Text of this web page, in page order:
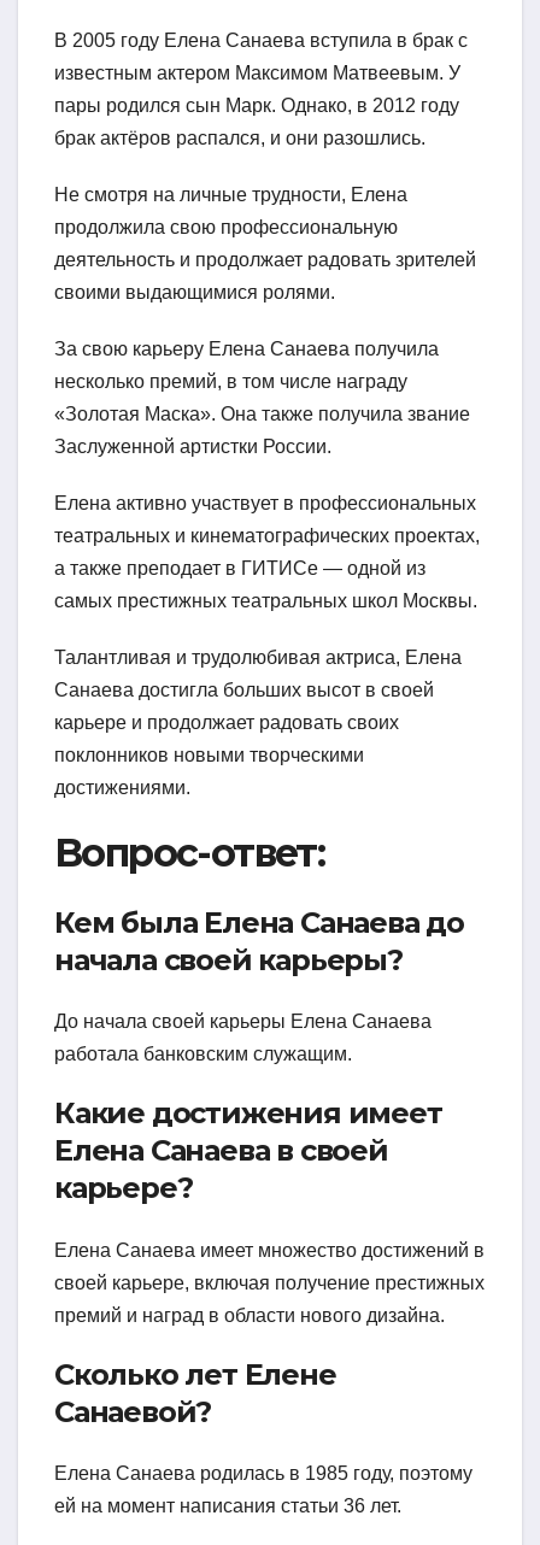
В 2005 году Елена Санаева вступила в брак с
известным актером Максимом Матвеевым. У
пары родился сын Марк. Однако, в 2012 году
брак актёров распался, и они разошлись.
Не смотря на личные трудности, Елена
продолжила свою профессиональную
деятельность и продолжает радовать зрителей
своими выдающимися ролями.
За свою карьеру Елена Санаева получила
несколько премий, в том числе награду
«Золотая Маска». Она также получила звание
Заслуженной артистки России.
Елена активно участвует в профессиональных
театральных и кинематографических проектах,
а также преподает в ГИТИСе — одной из
самых престижных театральных школ Москвы.
Талантливая и трудолюбивая актриса, Елена
Санаева достигла больших высот в своей
карьере и продолжает радовать своих
поклонников новыми творческими
достижениями.
Вопрос-ответ:
Кем была Елена Санаева до
начала своей карьеры?
До начала своей карьеры Елена Санаева
работала банковским служащим.
Какие достижения имеет
Елена Санаева в своей
карьере?
Елена Санаева имеет множество достижений в
своей карьере, включая получение престижных
премий и наград в области нового дизайна.
Сколько лет Елене
Санаевой?
Елена Санаева родилась в 1985 году, поэтому
ей на момент написания статьи 36 лет.